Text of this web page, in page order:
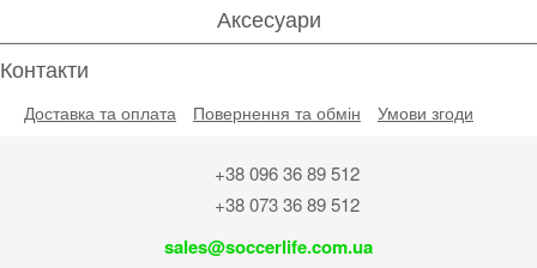
Аксесуари
Контакти
Доставка та оплата Повернення та обмін Умови згоди
+38 096 36 89 512
+38 073 36 89 512
sales@soccerlife.com.ua